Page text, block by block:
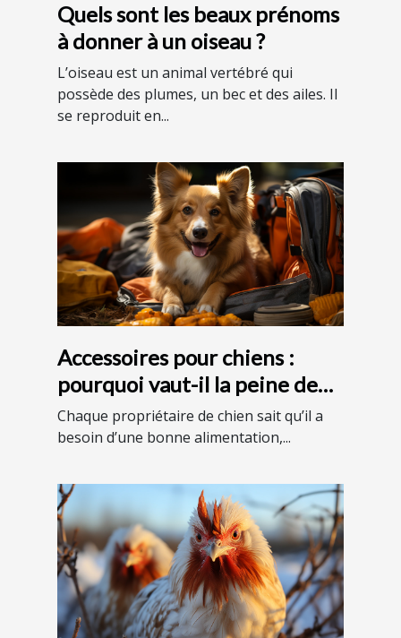
Quels sont les beaux prénoms
à donner à un oiseau ?
L’oiseau est un animal vertébré qui
possède des plumes, un bec et des ailes. Il
se reproduit en...
Accessoires pour chiens :
pourquoi vaut-il la peine de
les avoir chez vous ?
Chaque propriétaire de chien sait qu’il a
besoin d’une bonne alimentation,...